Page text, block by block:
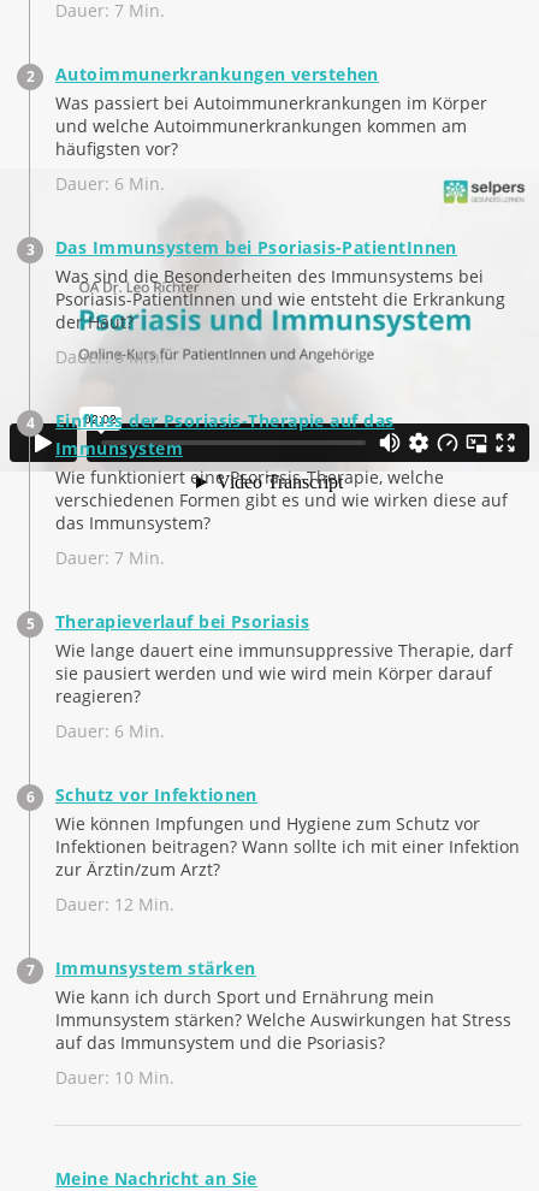
Dauer: 7 Min.
Autoimmunerkrankungen verstehen
Was passiert bei Autoimmunerkrankungen im Körper
und welche Autoimmunerkrankungen kommen am
häufigsten vor?
Dauer: 6 Min.
Das Immunsystem bei Psoriasis-PatientInnen
Was sind die Besonderheiten des Immunsystems bei
Psoriasis-PatientInnen und wie entsteht die Erkrankung
der Haut?
Dauer: 6 Min.
Einfluss der Psoriasis-Therapie auf das
Immunsystem
Wie funktioniert eine Psoriasis-Therapie, welche
verschiedenen Formen gibt es und wie wirken diese auf
das Immunsystem?
Dauer: 7 Min.
Therapieverlauf bei Psoriasis
Wie lange dauert eine immunsuppressive Therapie, darf
sie pausiert werden und wie wird mein Körper darauf
reagieren?
Dauer: 6 Min.
Schutz vor Infektionen
Wie können Impfungen und Hygiene zum Schutz vor
Infektionen beitragen? Wann sollte ich mit einer Infektion
zur Ärztin/zum Arzt?
Dauer: 12 Min.
Immunsystem stärken
Wie kann ich durch Sport und Ernährung mein
Immunsystem stärken? Welche Auswirkungen hat Stress
auf das Immunsystem und die Psoriasis?
Dauer: 10 Min.
Meine Nachricht an Sie